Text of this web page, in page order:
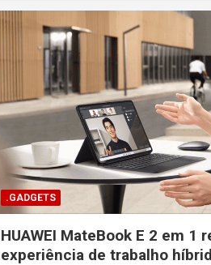
.GADGETS
HUAWEI MateBook E 2 em 1
experiência de trabalho